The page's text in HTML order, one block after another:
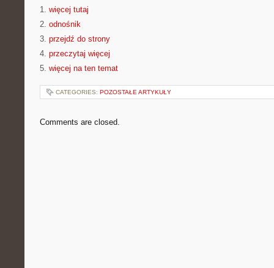
1. więcej tutaj
2. odnośnik
3. przejdź do strony
4. przeczytaj więcej
5. więcej na ten temat
CATEGORIES: POZOSTAŁE ARTYKUŁY
Comments are closed.